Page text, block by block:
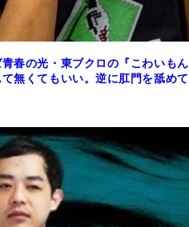
青春の光・東ブクロの『こわいもん
無くてもいい。逆に肛門を舐めて